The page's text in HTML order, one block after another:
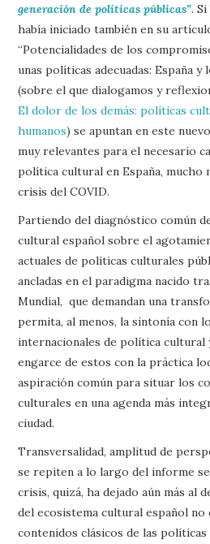
generación de políticas públicas”.
había iniciado también en su
“Potencialidades de los
unas políticas adecuadas: España
(sobre el que dialogamos y
El dolor de los demás: políticas
humanos) se apuntan en este
muy relevantes para el necesario
política cultural en España, mucho
crisis del COVID.
Partiendo del diagnóstico común
cultural español sobre el
actuales de políticas culturales
ancladas en el paradigma nacido
Mundial, que demandan una
permita, al menos, la sintonía con
internacionales de política cultural
engarce de estos con la práctica
aspiración común para situar los
culturales en una agenda más
ciudad.
Transversalidad, amplitud de
se repiten a lo largo del informe
crisis, quizá, ha dejado aún más al
del ecosistema cultural español no
contenidos clásicos de las